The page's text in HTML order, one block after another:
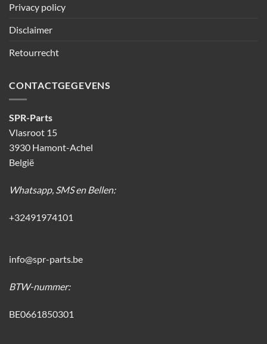
Privacy policy
Disclaimer
Retourrecht
CONTACTGEGEVENS
SPR-Parts
Vlasroot 15
3930 Hamont-Achel
België
Whatsapp, SMS en Bellen:
+32491974101
info@spr-parts.be
BTW-nummer:
BE0661850301